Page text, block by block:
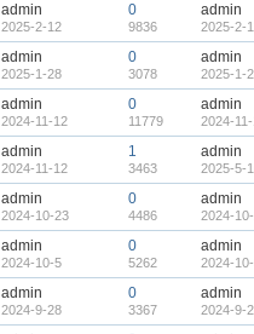
admin
2025-2-12
0
9836
admin
2025-2-
admin
2025-1-28
0
3078
admin
2025-1-
admin
2024-11-12
0
11779
admin
2024-
admin
2024-11-12
1
3463
admin
2025-5-
admin
2024-10-23
0
4486
admin
2024-
admin
2024-10-5
0
5262
admin
2024-
admin
2024-9-28
0
3367
admin
2024-9-